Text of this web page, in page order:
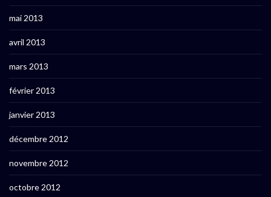
mai 2013
avril 2013
mars 2013
février 2013
janvier 2013
décembre 2012
novembre 2012
octobre 2012